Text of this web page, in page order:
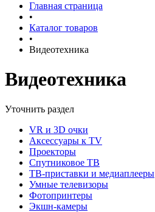
Главная страница
•
Каталог товаров
•
Видеотехника
Видеотехника
Уточнить раздел
VR и 3D очки
Аксессуары к TV
Проекторы
Спутниковое ТВ
ТВ-приставки и медиаплееры
Умные телевизоры
Фотопринтеры
Экшн-камеры